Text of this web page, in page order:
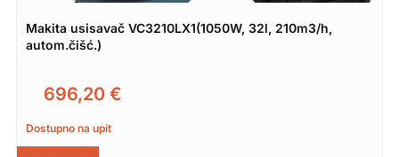
Makita usisavač VC3210LX1(1050W, 32l, 210m3/h,
autom.čišć.)
696,20 €
Dostupno na upit